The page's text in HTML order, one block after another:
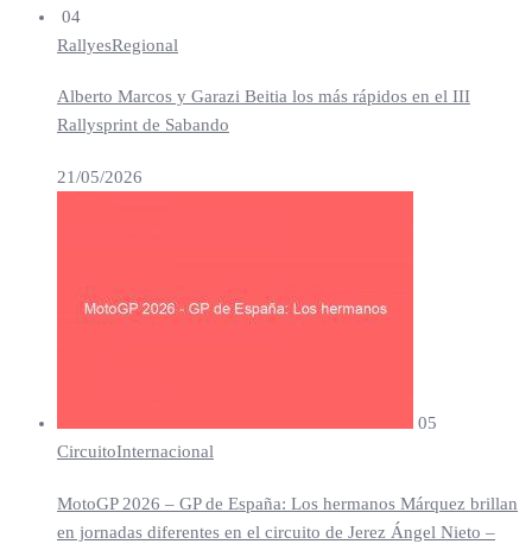
04
RallyesRegional
Alberto Marcos y Garazi Beitia los más rápidos en el III
Rallysprint de Sabando
21/05/2026
05
CircuitoInternacional
MotoGP 2026 – GP de España: Los hermanos Márquez brillan
en jornadas diferentes en el circuito de Jerez Ángel Nieto –